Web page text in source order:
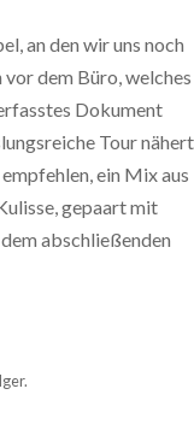
an den wir uns noch
vor dem Büro, welches
Dokument
Tour nähert
ein Mix aus
gepaart mit
abschließenden